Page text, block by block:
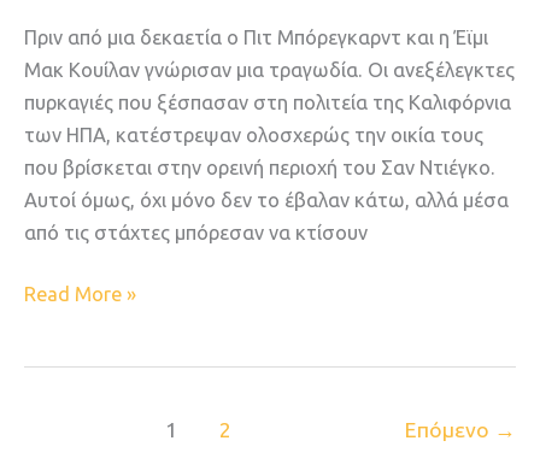
Πριν από μια δεκαετία ο Πιτ Μπόρεγκαρντ και η Έϊμι
Μακ Κουίλαν γνώρισαν μια τραγωδία. Οι ανεξέλεγκτες
πυρκαγιές που ξέσπασαν στη πολιτεία της Καλιφόρνια
των ΗΠΑ, κατέστρεψαν ολοσχερώς την οικία τους
που βρίσκεται στην ορεινή περιοχή του Σαν Ντιέγκο.
Aυτοί όμως, όχι μόνο δεν το έβαλαν κάτω, αλλά μέσα
από τις στάχτες μπόρεσαν να κτίσουν
Read More »
1 2 Επόμενο →